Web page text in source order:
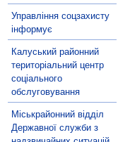
Управління соцзахисту
інформує
Калуський районний
територіальний центр
соціального
обслуговування
Міськрайонний відділ
Державної служби з